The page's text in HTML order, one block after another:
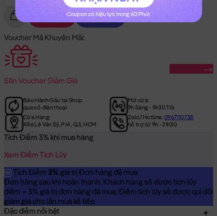
Gửi Tặng Mua Ngay
Voucher Mã Khuyến Mãi:
Săn Voucher Giảm Giá
Bảo Hành Gấu tại Shop
qua số điện thoại
Mở cửa:
9h Sáng - 9h30 Tối
Cửa Hàng:
486 Lê Văn Sỹ, P.14, Q.3, HCM
Zalo/Hotline:0967110738
hỗ trợ từ 9h - 21h30
Tích Điểm 3% khi mua hàng
Xem Điểm Tích Lũy
Tích Điểm 3% giá trị Đơn hàng đã mua
Đơn hàng sau khi hoàn thành, Khách hàng sẽ được tích lũy
điểm = 3% giá trị đơn hàng đã mua. Điểm tích lũy sẽ được qui đổi
giảm giá cho lần mua kế tiếp
Đặc điểm nổi bật